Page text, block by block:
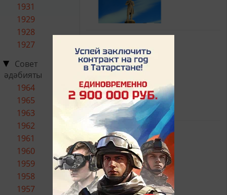
1931
1929
1928
1927
Совет
әдәбияты
1964
1965
1963
1962
1961
1960
1959
1958
1957
Номер: 3 / 2021/3
Номер: 2 / 2021/2